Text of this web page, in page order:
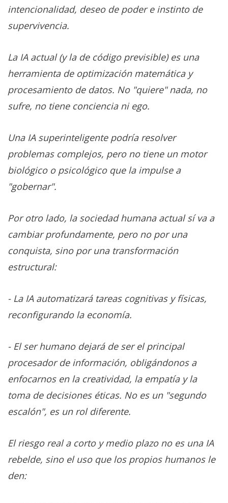
intencionalidad, deseo de poder e instinto de
supervivencia.
La IA actual (y la de código previsible) es una
herramienta de optimización matemática y
procesamiento de datos. No "quiere" nada, no
sufre, no tiene conciencia ni ego.
Una IA superinteligente podría resolver
problemas complejos, pero no tiene un motor
biológico o psicológico que la impulse a
"gobernar".
Por otro lado, la sociedad humana actual sí va a
cambiar profundamente, pero no por una
conquista, sino por una transformación
estructural:
- La IA automatizará tareas cognitivas y físicas,
reconfigurando la economía.
- El ser humano dejará de ser el principal
procesador de información, obligándonos a
enfocarnos en la creatividad, la empatía y la
toma de decisiones éticas. No es un "segundo
escalón", es un rol diferente.
El riesgo real a corto y medio plazo no es una IA
rebelde, sino el uso que los propios humanos le
den: